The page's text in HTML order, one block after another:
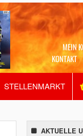
MEIN
KONTAKT
STELLENMARKTAlles
AKTUELLE